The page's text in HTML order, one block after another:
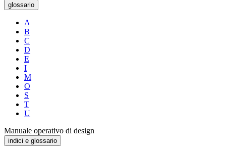
glossario
A
B
C
D
E
I
M
O
S
T
U
Manuale operativo di design
indici e glossario